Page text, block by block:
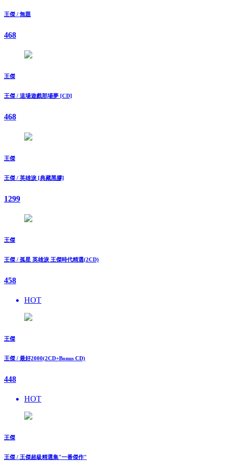
王傑 / 無題
468
王傑
王傑 / 這場遊戲那場夢 [CD]
468
王傑
王傑 / 英雄淚 [典藏黑膠]
1299
王傑
王傑 / 孤星 英雄淚 王傑時代精選(2CD)
458
HOT
王傑
王傑 / 最好2000(2CD+Bonus CD)
448
HOT
王傑
王傑 / 王傑超級精選集"一番傑作"